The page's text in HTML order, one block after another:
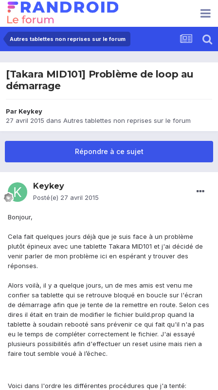
Autres tablettes non reprises sur le forum
[Takara MID101] Problème de loop au
démarrage
Par Keykey
27 avril 2015 dans Autres tablettes non reprises sur le forum
Répondre à ce sujet
Keykey
Posté(e) 27 avril 2015
Bonjour,
Cela fait quelques jours déjà que je suis face à un problème
plutôt épineux avec une tablette Takara MID101 et j'ai décidé de
venir parler de mon problème ici en espérant y trouver des
réponses.
Alors voilà, il y a quelque jours, un de mes amis est venu me
confier sa tablette qui se retrouve bloqué en boucle sur l'écran
de démarrage afin que je tente de la remettre en route. Selon ces
dires il était en train de modifier le fichier build.prop quand la
tablette à soudain rebooté sans prévenir ce qui fait qu'il n'a pas
eu le temps de compléter correctement le fichier. J'ai essayé
plusieurs possibilités afin d'effectuer un reset usine mais rien a
faire tout semble voué à l’échec.
Voici dans l'ordre les différentes procédures que j'a tenté: